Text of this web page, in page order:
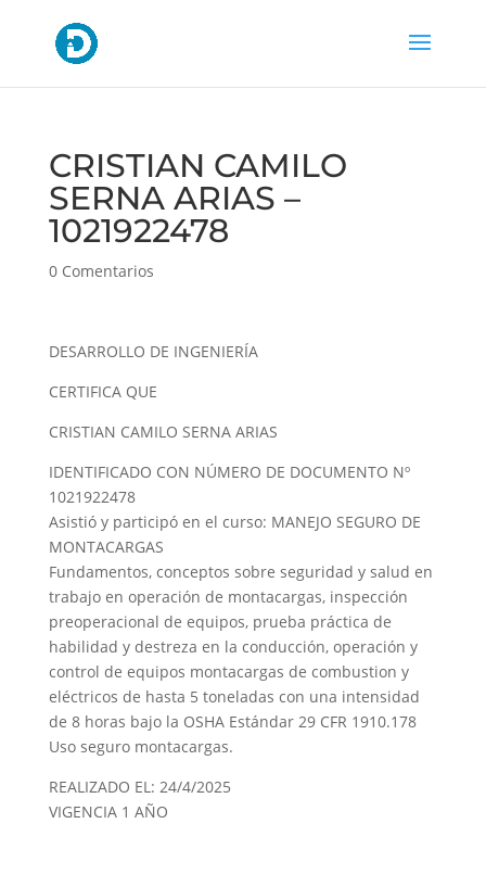
CRISTIAN CAMILO
SERNA ARIAS –
1021922478
0 Comentarios
DESARROLLO DE INGENIERÍA
CERTIFICA QUE
CRISTIAN CAMILO SERNA ARIAS
IDENTIFICADO CON NÚMERO DE DOCUMENTO Nº
1021922478
Asistió y participó en el curso: MANEJO SEGURO DE
MONTACARGAS
Fundamentos, conceptos sobre seguridad y salud en
trabajo en operación de montacargas, inspección
preoperacional de equipos, prueba práctica de
habilidad y destreza en la conducción, operación y
control de equipos montacargas de combustion y
eléctricos de hasta 5 toneladas con una intensidad
de 8 horas bajo la OSHA Estándar 29 CFR 1910.178
Uso seguro montacargas.
REALIZADO EL: 24/4/2025
VIGENCIA 1 AÑO